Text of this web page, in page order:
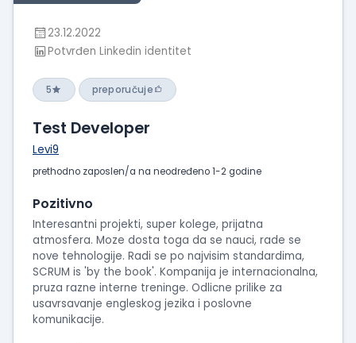
23.12.2022
Potvrđen Linkedin identitet
5 preporučuje
Test Developer
Levi9
prethodno zaposlen/a na neodređeno 1-2 godine
Pozitivno
Interesantni projekti, super kolege, prijatna
atmosfera. Moze dosta toga da se nauci, rade se
nove tehnologije. Radi se po najvisim standardima,
SCRUM is 'by the book'. Kompanija je internacionalna,
pruza razne interne treninge. Odlicne prilike za
usavrsavanje engleskog jezika i poslovne
komunikacije.